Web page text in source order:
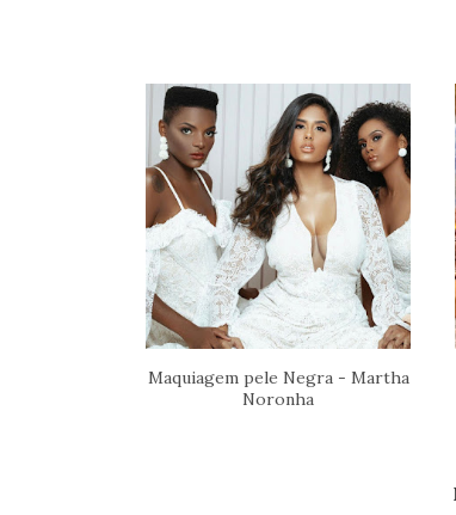
Maquiagem pele Negra - Martha
Noronha